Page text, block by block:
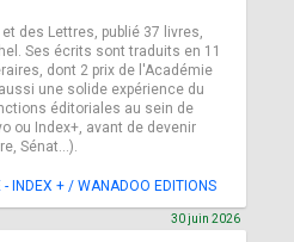
des Lettres, publié 37 livres,
Ses écrits sont traduits en 11
dont 2 prix de l'Académie
une solide expérience du
éditoriales au sein de
ou Index+, avant de devenir
Sénat…).
- INDEX + / WANADOO EDITIONS
30 juin 2026